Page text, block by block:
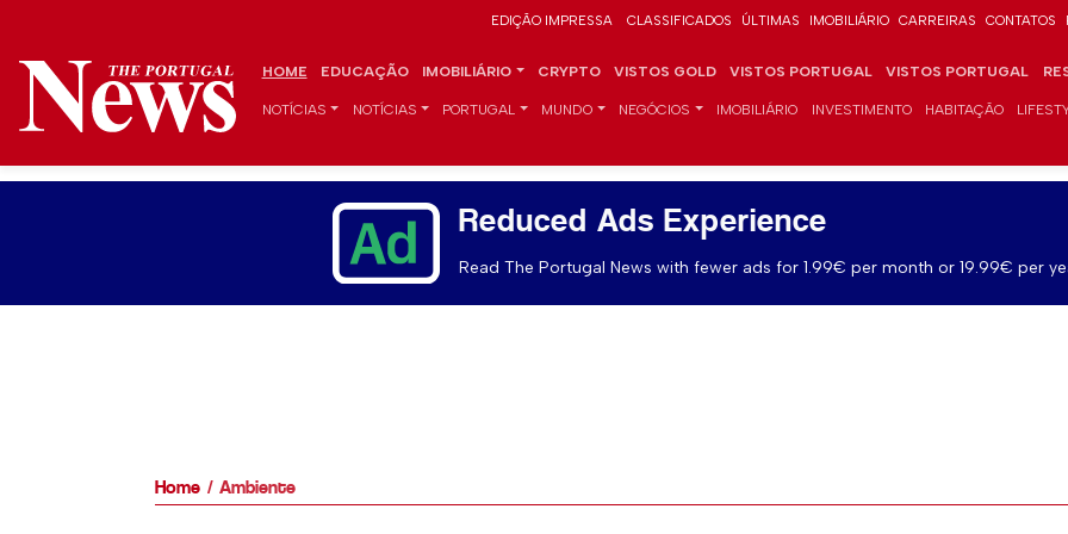
EDIÇÃO IMPRESSA CLASSIFICADOS ÚLTIMAS IMOBILIÁRIO CARREIRAS CONTATOS
HOME EDUCAÇÃO IMOBILIÁRIO CRYPTO VISTOS GOLD VISTOS PORTUGAL VISTOS PORTUGAL
NOTÍCIAS NOTÍCIAS PORTUGAL MUNDO NEGÓCIOS IMOBILIÁRIO INVESTIMENTO HABITAÇÃO
Reduced Ads Experience
Read The Portugal News with fewer ads for 1.99€ per month or 19.99€ per
Home Ambiente